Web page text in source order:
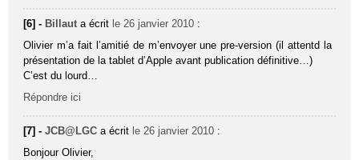
[6] - Billaut a écrit le 26 janvier 2010 :
Olivier m’a fait l’amitié de m’envoyer une pre-version (il attentd la
présentation de la tablet d’Apple avant publication définitive…)
C’est du lourd…
Répondre ici
[7] -JCB@LGC a écrit le 26 janvier 2010 :
Bonjour Olivier,